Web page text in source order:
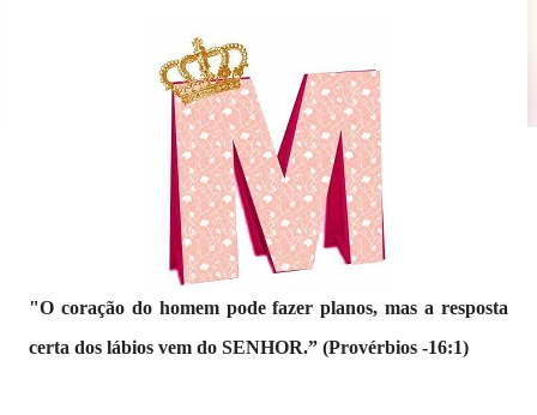
"O coração do homem pode fazer planos, mas a resposta
certa dos lábios vem do SENHOR.” (Provérbios -16:1)